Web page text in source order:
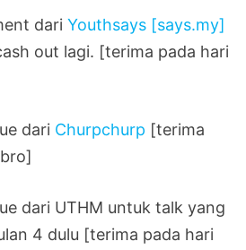
dariYouthsays [says.my]
out lagi. [terima pada hari
dari Churpchurp [terima
dari UTHM untuk talk yang
4 dulu [terima pada hari